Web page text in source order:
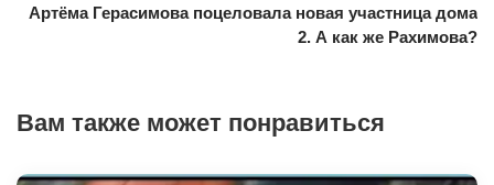
Артёма Герасимова поцеловала новая участница дома
2. А как же Рахимова?
Вам также может понравиться